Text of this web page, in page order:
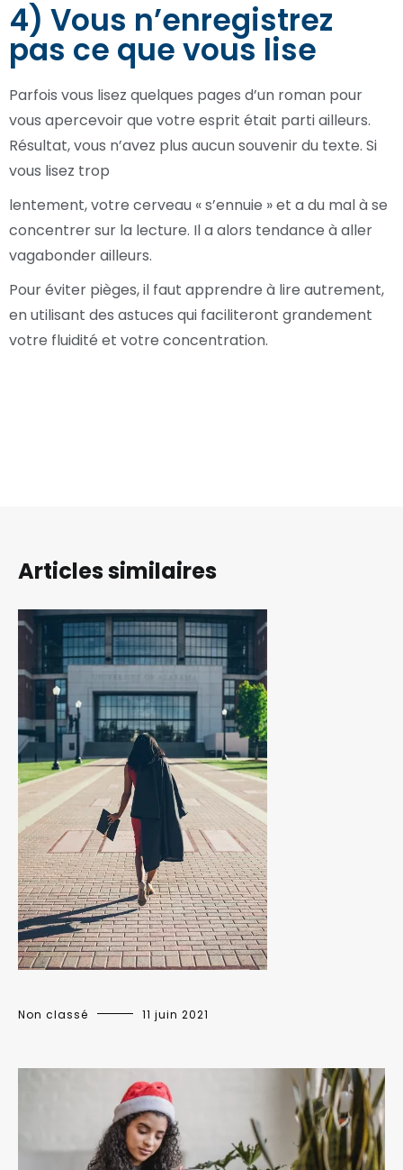
4) Vous n’enregistrez
pas ce que vous lise
Parfois vous lisez quelques pages d’un roman pour
vous apercevoir que votre esprit était parti ailleurs.
Résultat, vous n’avez plus aucun souvenir du texte. Si
vous lisez trop
lentement, votre cerveau « s’ennuie » et a du mal à se
concentrer sur la lecture. Il a alors tendance à aller
vagabonder ailleurs.
Pour éviter pièges, il faut apprendre à lire autrement,
en utilisant des astuces qui faciliteront grandement
votre fluidité et votre concentration.
Articles similaires
Non classé 11 juin 2021